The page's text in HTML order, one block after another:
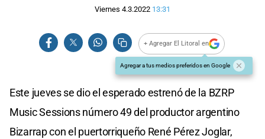
Viernes 4.3.2022 13:31
+ Agregar El Litoral en
Agregar a tus medios preferidos en Google
Este jueves se dio el esperado estrenó de la BZRP
Music Sessions número 49 del productor argentino
Bizarrap con el puertorriqueño René Pérez Joglar,